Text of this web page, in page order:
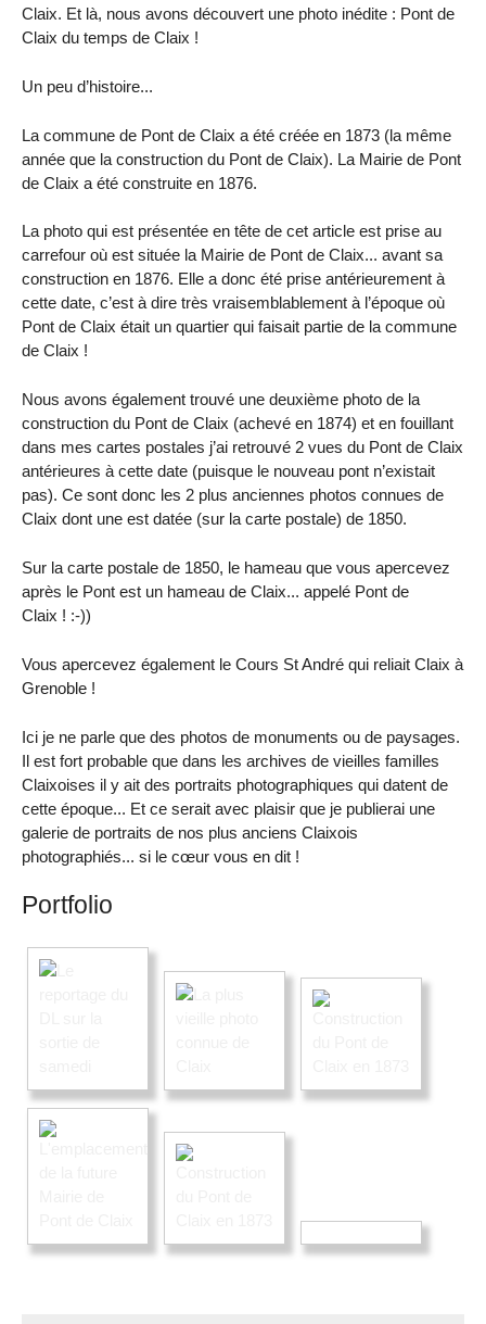
Claix. Et là, nous avons découvert une photo inédite : Pont de
Claix du temps de Claix !
Un peu d’histoire...
La commune de Pont de Claix a été créée en 1873 (la même
année que la construction du Pont de Claix). La Mairie de Pont
de Claix a été construite en 1876.
La photo qui est présentée en tête de cet article est prise au
carrefour où est située la Mairie de Pont de Claix... avant sa
construction en 1876. Elle a donc été prise antérieurement à
cette date, c’est à dire très vraisemblablement à l’époque où
Pont de Claix était un quartier qui faisait partie de la commune
de Claix !
Nous avons également trouvé une deuxième photo de la
construction du Pont de Claix (achevé en 1874) et en fouillant
dans mes cartes postales j’ai retrouvé 2 vues du Pont de Claix
antérieures à cette date (puisque le nouveau pont n’existait
pas). Ce sont donc les 2 plus anciennes photos connues de
Claix dont une est datée (sur la carte postale) de 1850.
Sur la carte postale de 1850, le hameau que vous apercevez
après le Pont est un hameau de Claix... appelé Pont de
Claix ! :-))
Vous apercevez également le Cours St André qui reliait Claix à
Grenoble !
Ici je ne parle que des photos de monuments ou de paysages.
Il est fort probable que dans les archives de vieilles familles
Claixoises il y ait des portraits photographiques qui datent de
cette époque... Et ce serait avec plaisir que je publierai une
galerie de portraits de nos plus anciens Claixois
photographiés... si le cœur vous en dit !
Portfolio